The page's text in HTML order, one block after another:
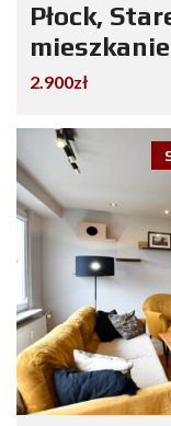
Płock,
2.900zł